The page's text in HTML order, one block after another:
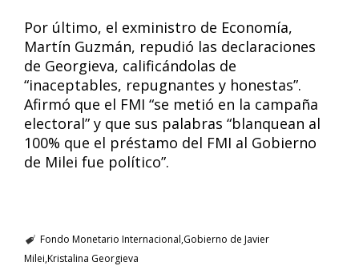
Por último, el exministro de Economía,
Martín Guzmán, repudió las declaraciones
de Georgieva, calificándolas de
“inaceptables, repugnantes y honestas”.
Afirmó que el FMI “se metió en la campaña
electoral” y que sus palabras “blanquean al
100% que el préstamo del FMI al Gobierno
de Milei fue político”.
Fondo Monetario Internacional Gobierno de Javier
Milei Kristalina Georgieva